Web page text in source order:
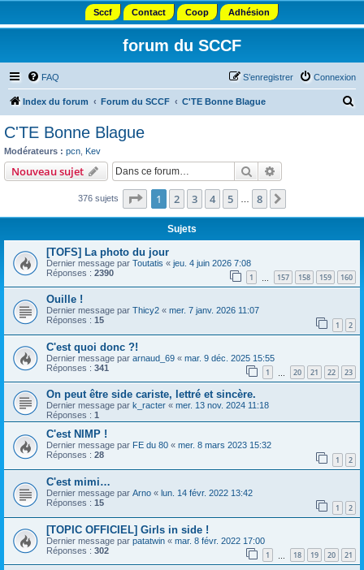
Sccf Contact Coop Adhésion
forum du SCCF
FAQ Connexion
S’enregistrer
Index du forum Forum du SCCF C'TE Bonne Blague
c
C'TE Bonne Blague
Modérateurs : pcn Kev
Nouveau sujet Rechercher
376 sujets Page 1sur8
1 2 3 4 5 8
Sujets
[TOFS] La photo du jour
Dernier message par Toutatis « jeu. 4 juin 2026 7:08
Réponses : 2390 1 157 158 159 160
Ouille !
Dernier message par Thicy2 « mer. 7 janv. 2026 11:07
Réponses : 15 1 2
C'est quoi donc ?!
Dernier message par arnaud_69 « mar. 9 déc. 2025 15:55
Réponses : 341 1 20 21 22 23
On peut être side cariste, lettré et sincère.
Dernier message par k_racter « mer. 13 nov. 2024 11:18
Réponses : 1
C'est NIMP !
Dernier message par FE du 80 « mer. 8 mars 2023 15:32
Réponses : 28 1 2
C'est mimi…
Dernier message par Arno « lun. 14 févr. 2022 13:42
Réponses : 15 1 2
[TOPIC OFFICIEL] Girls in side !
Dernier message par patatwin « mar. 8 févr. 2022 17:00
Réponses : 302 1 18 19 20 21